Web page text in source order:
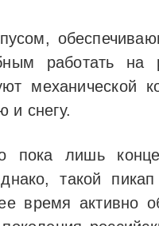
работать на
механической
и снегу.
пока лишь
такой
время активно